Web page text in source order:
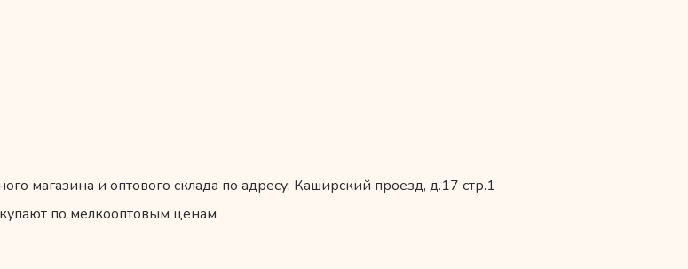
магазина и оптового склада по адресу: Каширский проезд, д.17 стр.1
по мелкооптовым ценам